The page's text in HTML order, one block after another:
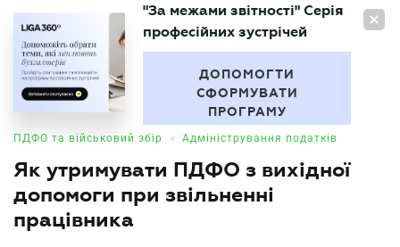
UA
БУХГАЛТЕР
"За межами звітності" Серія
професійних зустрічей
ДОПОМОГТИ
СФОРМУВАТИ
ПРОГРАМУ
ПДФО та військовий збір • Адміністрування податків
Як утримувати ПДФО з вихідної
допомоги при звільненні
працівника